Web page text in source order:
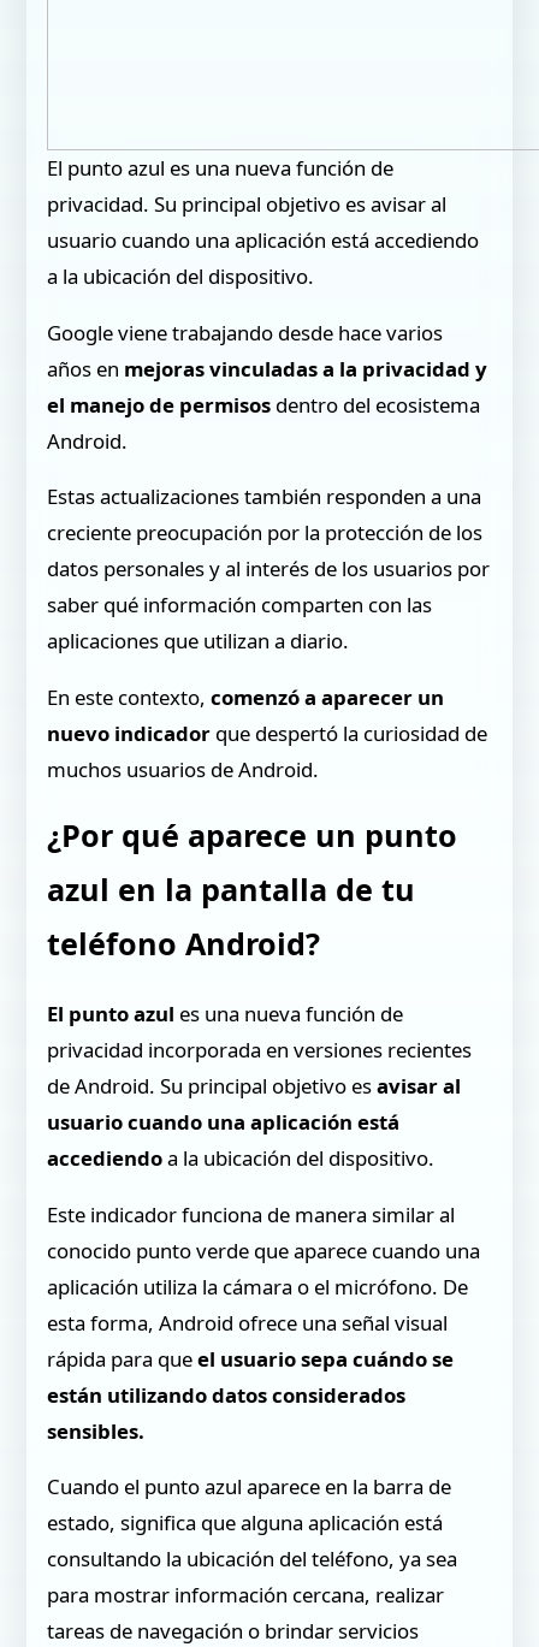
El punto azul es una nueva función de
privacidad. Su principal objetivo es avisar al
usuario cuando una aplicación está accediendo
a la ubicación del dispositivo.
Google viene trabajando desde hace varios
años en mejoras vinculadas a la privacidad y
el manejo de permisos dentro del ecosistema
Android.
Estas actualizaciones también responden a una
creciente preocupación por la protección de los
datos personales y al interés de los usuarios por
saber qué información comparten con las
aplicaciones que utilizan a diario.
En este contexto,comenzó a aparecer un
nuevo indicador que despertó la curiosidad de
muchos usuarios de Android.
¿Por qué aparece un punto
azul en la pantalla de tu
teléfono Android?
El punto azul es una nueva función de
privacidad incorporada en versiones recientes
de Android. Su principal objetivo esavisar al
usuario cuando una aplicación está
accediendoa la ubicación del dispositivo.
Este indicador funciona de manera similar al
conocido punto verde que aparece cuando una
aplicación utiliza la cámara o el micrófono. De
esta forma, Android ofrece una señal visual
rápida para queel usuario sepa cuándo se
están utilizando datos considerados
sensibles.
Cuando el punto azul aparece en la barra de
estado, significa que alguna aplicación está
consultando la ubicación del teléfono, ya sea
para mostrar información cercana, realizar
tareas de navegación o brindar servicios